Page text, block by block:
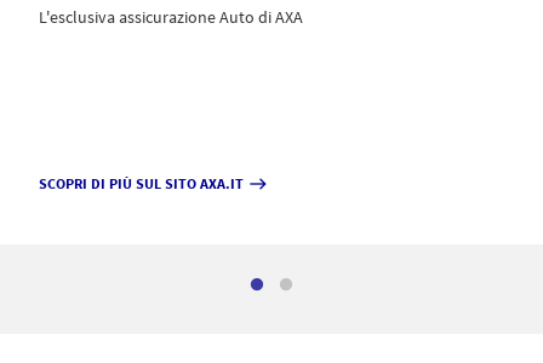
L'esclusiva assicurazione Auto di AXA
SCOPRI DI PIÙ SUL SITO AXA.IT east